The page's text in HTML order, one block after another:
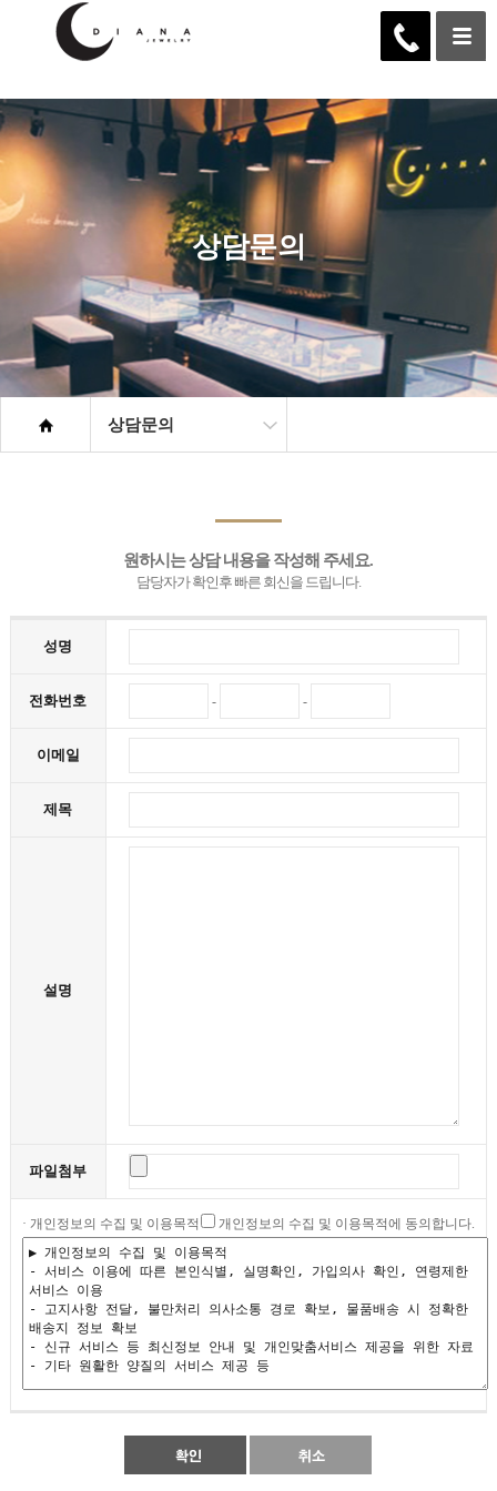
상담문의
상담문의
원하시는 상담 내용을 작성해 주세요.
담당자가 확인후 빠른 회신을 드립니다.
성명
전화번호 - -
이메일
제목
설명
파일첨부
· 개인정보의 수집 및 이용목적 개인정보의 수집 및 이용목적에 동의합니다.